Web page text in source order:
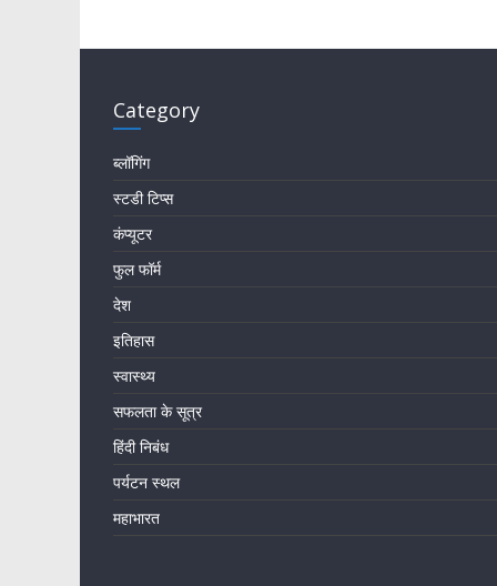
Category
ब्लॉगिंग
स्टडी टिप्स
कंप्यूटर
फुल फॉर्म
देश
इतिहास
स्वास्थ्य
सफलता के सूत्र
हिंदी निबंध
पर्यटन स्थल
महाभारत